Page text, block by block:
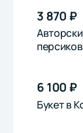
3 870 ₽
6 100 ₽
Букет в